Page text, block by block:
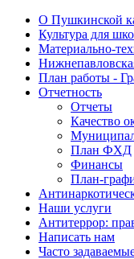
О Пушкинской
Культура для
Материально-
План работы -
Отчетность
Отчеты
Качество
План ФХД
Финансы
План-
Наши услуги
Антитеррор:
Написать нам
Часто